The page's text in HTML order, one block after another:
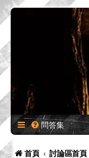
問答集
首頁 討論區首頁